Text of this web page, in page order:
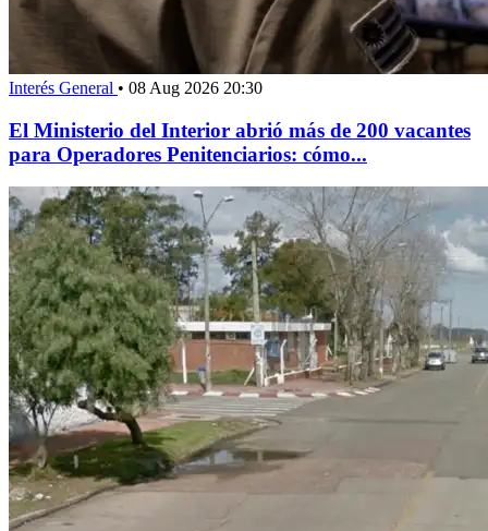
Interés General • 08 Aug 2026 20:30
El Ministerio del Interior abrió más de 200 vacantes
para Operadores Penitenciarios: cómo...